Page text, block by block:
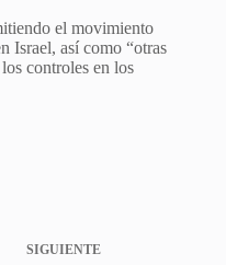
el movimiento
Israel, así como “otras
controles en los
SIGUIENTE